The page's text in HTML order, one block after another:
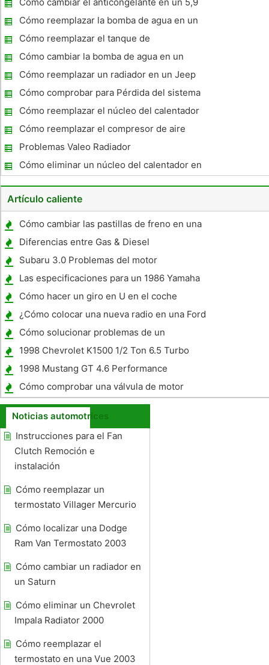
Cummins
Cómo reemplazar la bomba de agua en un
1988 Ford Escort
Cómo reemplazar el tanque de
recuperación del refrigerante en un Toyota
Corolla
Cómo cambiar la bomba de agua en un
Dodge Durango 2002
Cómo reemplazar un radiador en un Jeep
Wrangler
Cómo comprobar para Pérdida del sistema
de refrigeración en un VW Passat
Cómo reemplazar el núcleo del calentador
en un Grand Caravan
Cómo reemplazar el compresor de aire
acondicionado en un Pontiac Firebird
Problemas Valeo Radiador
Cómo eliminar un núcleo del calentador en
una camioneta Dodge
Artículo caliente
Cómo cambiar las pastillas de freno en una
celebridad 1984
Diferencias entre Gas & Diesel
Subaru 3.0 Problemas del motor
Las especificaciones para un 1986 Yamaha
XV 700
Cómo hacer un giro en U en el coche
¿Cómo colocar una nueva radio en una Ford
F-150
Cómo solucionar problemas de un
Chevrolet 350 Vortex 1998 Pickup
1998 Chevrolet K1500 1/2 Ton 6.5 Turbo
Diesel no arranca
1998 Mustang GT 4.6 Performance
Cómo comprobar una válvula de motor
Stuck
Noticias automotrices
Instrucciones para el Fan
Clutch Remoción e
instalación
Cómo reemplazar un
termostato Villager Mercurio
Cómo localizar una Dodge
Ram Van Termostato 2003
Cómo cambiar un radiador en
un Saturn
Cómo eliminar un Chevrolet
Impala Radiator 2000
Cómo reemplazar el
termostato en una Vue 2003